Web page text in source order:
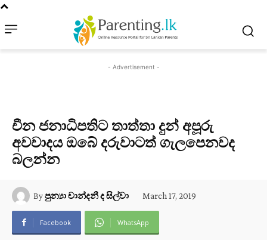
- Advertisement -
චීන ජනාධිපතිට තාත්තා දුන් අපූරු
අවවාදය ඔබේ දරුවාටත් ගැලපෙනවද
බලන්න
Byපුන්‍යා චාන්දනී ද සිල්වා March 17, 2019
Facebook WhatsApp